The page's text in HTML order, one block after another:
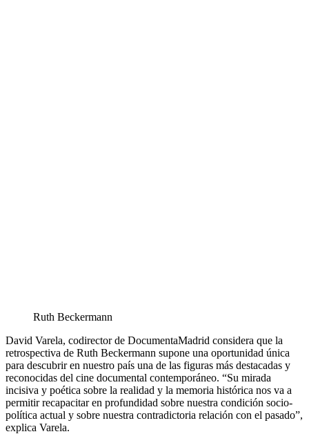
Ruth Beckermann
David Varela, codirector de DocumentaMadrid considera que la
retrospectiva de Ruth Beckermann supone una oportunidad única
para descubrir en nuestro país una de las figuras más destacadas y
reconocidas del cine documental contemporáneo. “Su mirada
incisiva y poética sobre la realidad y la memoria histórica nos va a
permitir recapacitar en profundidad sobre nuestra condición socio-
política actual y sobre nuestra contradictoria relación con el pasado”,
explica Varela.